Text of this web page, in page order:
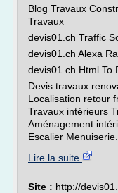
Blog Travaux
Travaux
devis01.ch Traffic
devis01.ch Alexa
devis01.ch Html To
Devis travaux
Localisation retour
Travaux intérieurs
Aménagement
Escalier Menuiserie...
Lire la suite
Site : http://